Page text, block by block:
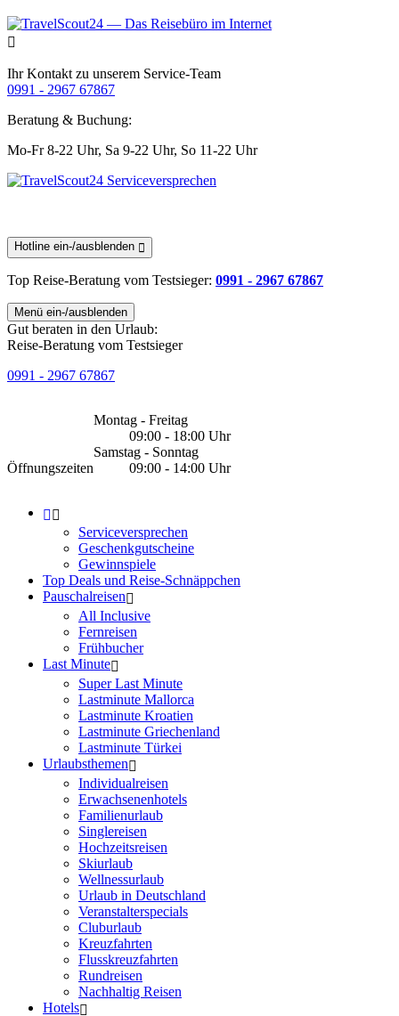
Ihr Kontakt zu unserem Service-Team
0991 - 2967 67867
Beratung & Buchung:
Mo-Fr 8-22 Uhr, Sa 9-22 Uhr, So 11-22 Uhr
Hotline ein-/ausblenden
Top Reise-Beratung vom Testsieger: 0991 - 2967 67867
Menü ein-/ausblenden
Gut beraten in den Urlaub:
Reise-Beratung vom Testsieger
0991 - 2967 67867
Öffnungszeiten
Montag - Freitag
09:00 - 18:00 Uhr
Samstag - Sonntag
09:00 - 14:00 Uhr
Serviceversprechen
Geschenkgutscheine
Gewinnspiele
Top Deals und Reise-Schnäppchen
Pauschalreisen
All Inclusive
Fernreisen
Frühbucher
Last Minute
Super Last Minute
Lastminute Mallorca
Lastminute Kroatien
Lastminute Griechenland
Lastminute Türkei
Urlaubsthemen
Individualreisen
Erwachsenenhotels
Familienurlaub
Singlereisen
Hochzeitsreisen
Skiurlaub
Wellnessurlaub
Urlaub in Deutschland
Veranstalterspecials
Cluburlaub
Kreuzfahrten
Flusskreuzfahrten
Rundreisen
Nachhaltig Reisen
Hotels